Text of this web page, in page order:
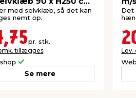
med selvklæb, så det kan
nemt op.
pr. stk.
tillægges
Se mere
Det